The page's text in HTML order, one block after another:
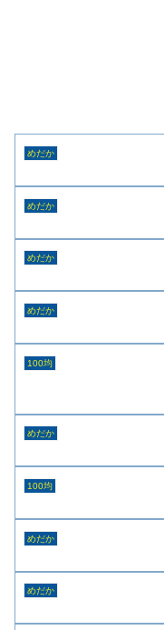
めだか
めだか
めだか
めだか
100均
めだか
100均
めだか
めだか